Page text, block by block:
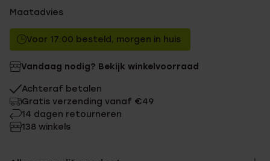
Maatadvies
Voor 17:00 besteld, morgen in huis
Vandaag nodig? Bekijk winkelvoorraad
Achteraf betalen
Gratis verzending vanaf €49
14 dagen retourneren
138 winkels